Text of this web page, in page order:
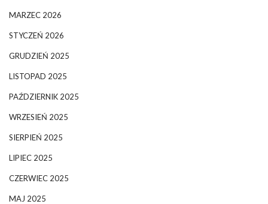
MARZEC 2026
STYCZEŃ 2026
GRUDZIEŃ 2025
LISTOPAD 2025
PAŹDZIERNIK 2025
WRZESIEŃ 2025
SIERPIEŃ 2025
LIPIEC 2025
CZERWIEC 2025
MAJ 2025